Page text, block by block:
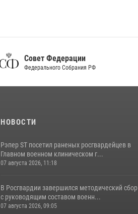
Совет Федерации
Федерального Собрания РФ
НОВОСТИ
Рэпер ST посетил раненых росгвардейцев в
Главном военном клиническом г...
07 августа 2026, 11:18
В Росгвардии завершился методический сбор
с руководящим составом военн...
07 августа 2026, 09:05